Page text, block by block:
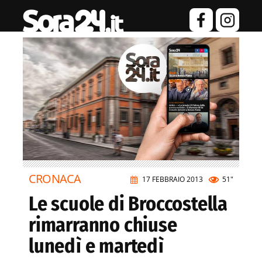
17 FEBBRAIO 2013 51"
CRONACA
Le scuole di Broccostella
rimarranno chiuse
lunedì e martedì